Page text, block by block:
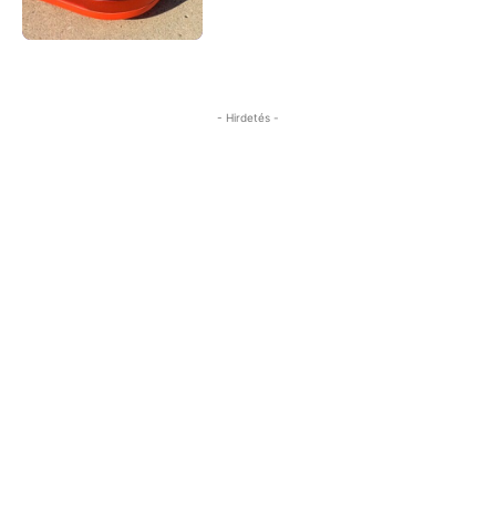
- Hirdetés -